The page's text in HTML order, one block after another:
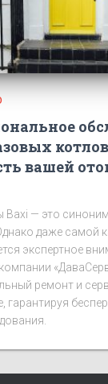
вашей
Baxi — это
даже самой
экспертное
ремонт и
гарантируя